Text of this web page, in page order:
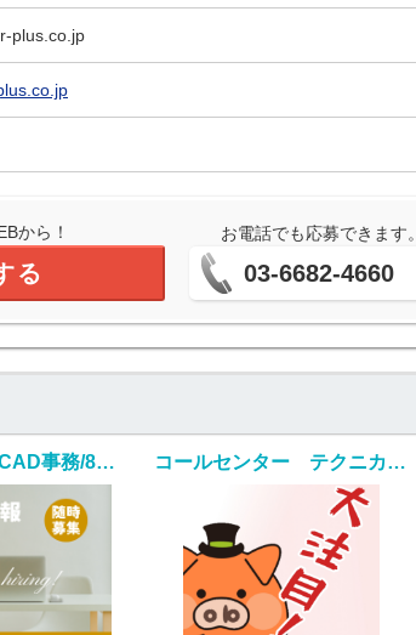
plus.co.jp
から！
る
お電話でも応募できます
03-6682-4660
オフィス事務(CAD事務/8割以上が未経験入社/完全週休2日) コールセンター テクニカルサポート 管理・運営（SV・リーダー）(様々な業務のSV業務)